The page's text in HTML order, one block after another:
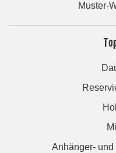
Muster-
Anhänger- und